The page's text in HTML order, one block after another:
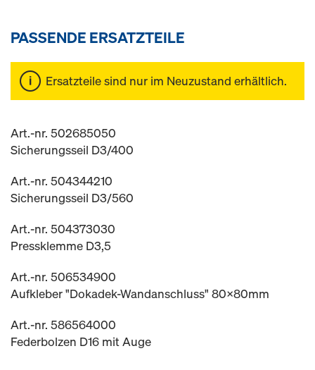
PASSENDE ERSATZTEILE
Ersatzteile sind nur im Neuzustand erhältlich.
Art.-nr. 502685050
Sicherungsseil D3/400
Art.-nr. 504344210
Sicherungsseil D3/560
Art.-nr. 504373030
Pressklemme D3,5
Art.-nr. 506534900
Aufkleber "Dokadek-Wandanschluss" 80x80mm
Art.-nr. 586564000
Federbolzen D16 mit Auge